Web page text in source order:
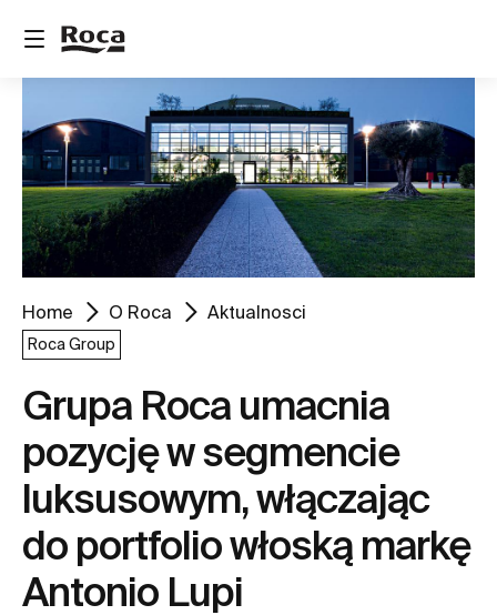
Home O Roca Aktualnosci
Roca Group
Grupa Roca umacnia
pozycję w segmencie
luksusowym, włączając
do portfolio włoską markę
Antonio Lupi